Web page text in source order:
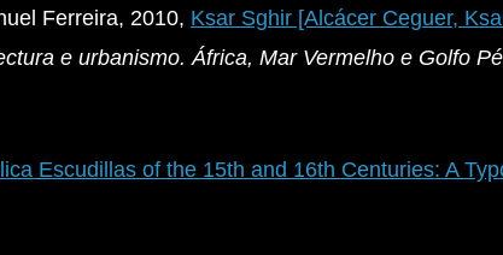
Ferreira, 2010, Ksar Sghir [Alcácer Ceguer,
e urbanismo. África, Mar Vermelho e Golfo
Escudillas of the 15th and 16th Centuries: A